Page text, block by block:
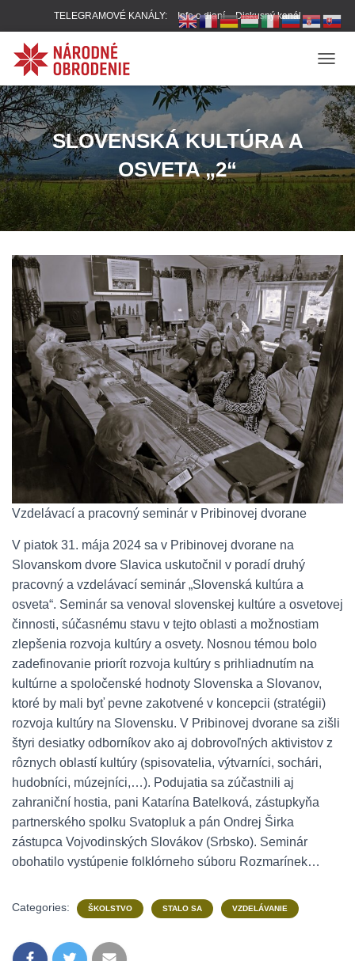
TELEGRAMOVÉ KANÁLY: Info o dianí Diskusný kanál
O
G
G
L
E
A
V
I
G
I
O
N
SLOVENSKÁ KULTÚRA A
OSVETA „2“
Vzdelávací a pracovný seminár v Pribinovej dvorane
V piatok 31. mája 2024 sa v Pribinovej dvorane na
Slovanskom dvore Slavica uskutočnil v poradí druhý
pracovný a vzdelávací seminár „Slovenská kultúra a
osveta“. Seminár sa venoval slovenskej kultúre a osvetovej
činnosti, súčasnému stavu v tejto oblasti a možnostiam
zlepšenia rozvoja kultúry a osvety. Nosnou témou bolo
zadefinovanie priorít rozvoja kultúry s prihliadnutím na
kultúrne a spoločenské hodnoty Slovenska a Slovanov,
ktoré by mali byť pevne zakotvené v koncepcii (stratégii)
rozvoja kultúry na Slovensku. V Pribinovej dvorane sa zišli
štyri desiatky odborníkov ako aj dobrovoľných aktivistov z
rôznych oblastí kultúry (spisovatelia, výtvarníci, sochári,
hudobníci, múzejníci,…). Podujatia sa zúčastnili aj
zahraniční hostia, pani Katarína Batelková, zástupkyňa
partnerského spolku Svatopluk a pán Ondrej Širka
zástupca Vojvodinských Slovákov (Srbsko). Seminár
obohatilo vystúpenie folklórneho súboru Rozmarínek…
Categories: ŠKOLSTVO STALO SA VZDELÁVANIE